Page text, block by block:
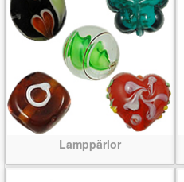
Lamppärlor